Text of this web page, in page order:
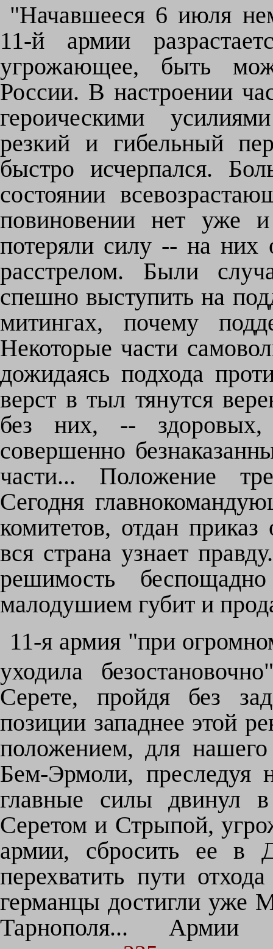
"Начавшееся 6 июля
11-й армии
угрожающее, быть
России. В настроении
героическими
резкий и гибельный
быстро исчерпался.
состоянии
повиновении нет уже
потеряли силу -- на них
расстрелом. Были
спешно выступить на
митингах, почему
Некоторые части
дожидаясь подхода
верст в тыл тянутся
без них, -- здоровых,
совершенно
части... Положение
Сегодня
комитетов, отдан
вся страна узнает
решимость
малодушием губит и
11-я армия "при
уходила
Серете, пройдя без
позиции западнее этой
положением, для нашего
Бем-Эрмоли, преследуя
главные силы двинул
Серетом и Стрыпой,
армии, сбросить ее в
перехватить пути
германцы достигли уже
Тарнополя... Армии